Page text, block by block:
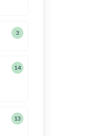
3
14
13